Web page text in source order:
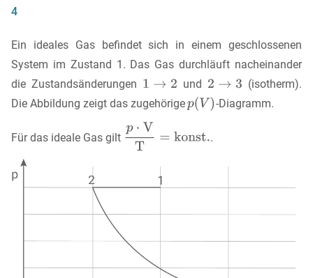
4
Ein ideales Gas befindet sich in einem geschlossenen
System im Zustand 1. Das Gas durchläuft nacheinander
die Zustandsänderungen
und
(isotherm).
Die Abbildung zeigt das zugehörige
-Diagramm.
Für das ideale Gas gilt .